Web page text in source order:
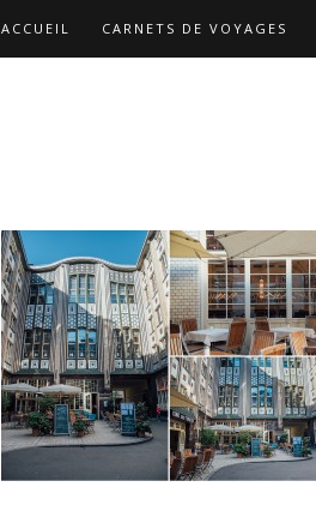
ACCUEIL CARNETS DE VOYAGES